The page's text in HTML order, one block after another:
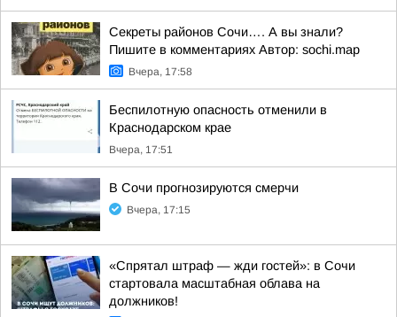
Секреты районов Сочи…. А вы знали?
Пишите в комментариях Автор: sochi.map
Вчера, 17:58
Беспилотную опасность отменили в
Краснодарском крае
Вчера, 17:51
В Сочи прогнозируются смерчи
Вчера, 17:15
«Спрятал штраф — жди гостей»: в Сочи
стартовала масштабная облава на
должников!